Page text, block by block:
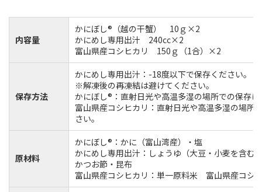
内容量
かにぼし®（越の干蟹） 10ｇ×2
かにめし専用出汁 240cc×2
富山県産コシヒカリ 150ｇ（1合）×2
保存方法
かにめし専用出汁：-18度以下で保存ください。
※解凍後の再凍結は避けてください。
かにぼし®：直射日光や高温多湿の場所での保存
富山県産コシヒカリ：直射日光や高温多湿の場所
さい。
原材料
かにぼし®：かに（富山湾産）・塩
かにめし専用出汁：しょうゆ（大豆・小麦を含む
かつお節・昆布
富山県産コシヒカリ：単一原料米 富山県産コシ